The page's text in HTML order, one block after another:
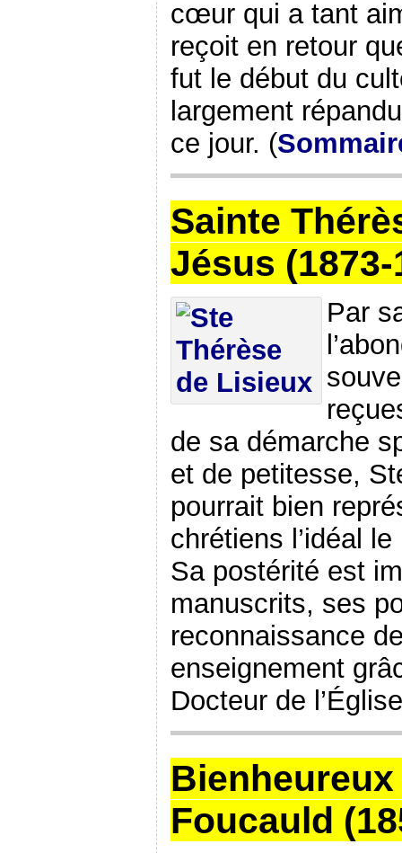
cœur qui a tant
reçoit en retour
fut le début du
largement
ce jour. (
Sainte
Jésus (1873-
Par
de sa démarche
et de petitesse,
pourrait bien
chrétiens l’idéal
Sa postérité est
manuscrits, ses
reconnaissance
enseignement
Docteur de
Foucauld